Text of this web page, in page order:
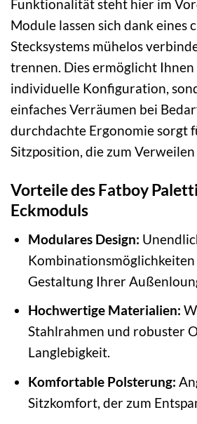
Funktionalität steht hier im
Module lassen sich dank eines
Stecksystems mühelos
trennen. Dies ermöglicht
individuelle Konfiguration,
einfaches Verräumen bei
durchdachte Ergonomie sorgt
Sitzposition, die zum
Vorteile des Fatboy
Eckmoduls
Modulares Design:
Gestaltung Ihrer
Hochwertige Materialien:
Stahlrahmen und robuster
Langlebigkeit.
Komfortable Polsterung:
Sitzkomfort, der zum